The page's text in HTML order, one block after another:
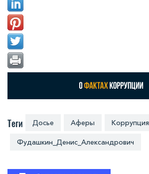
Теги Досье Аферы Коррупция
Фудашкин_Денис_Александрович